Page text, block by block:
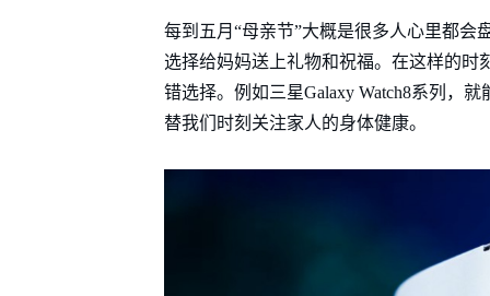
每到五月“母亲节”大概是很多人心里都会
选择给妈妈送上礼物和祝福。在这样的时
错选择。例如三星Galaxy Watch8系列，
替我们时刻关注家人的身体健康。